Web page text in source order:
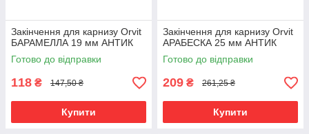
Закінчення для карнизу Orvit
БАРАМЕЛЛА 19 мм АНТИК
Готово до відправки
118 ₴ 147,50 ₴
Купити
Закінчення для карнизу Orvit
АРАБЕСКА 25 мм АНТИК
Готово до відправки
209 ₴ 261,25 ₴
Купити